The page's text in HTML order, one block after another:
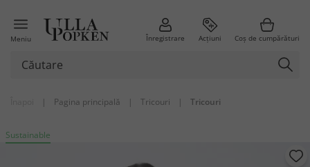
Meniu Înregistrare Acțiuni Coș de cumpărături
| Pagina principală | Tricouri | Tricouri
Sustainable